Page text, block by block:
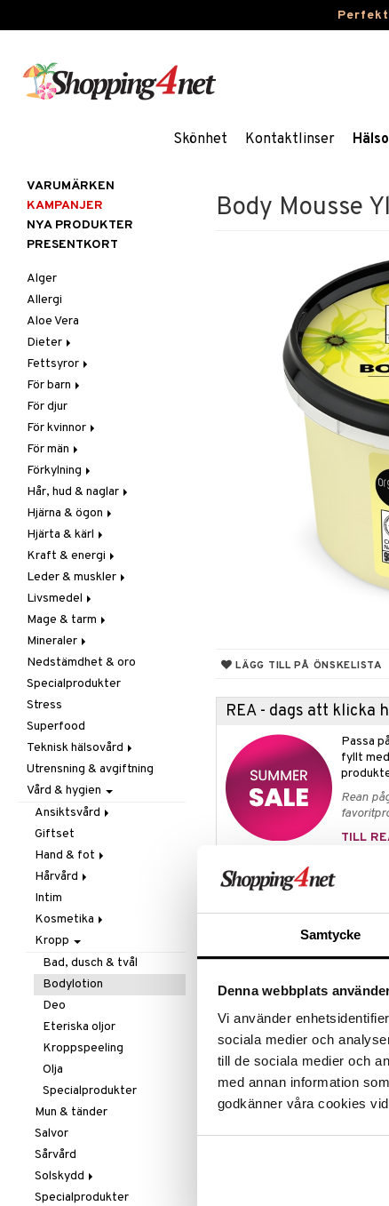
Samtycke
Denna webbplats
Vi använder
sociala medier och
till de sociala medier och
med annan information
godkänner våra cookies
Skönhet Kontaktlinser
Body Mousse
LÄGG TILL PÅ ÖNSKELISTA
REA - dags att klicka
Passa
fyllt
Rean
TILL
Produktinfo
Denna lätta body mousse är
för att ge fasthet och förnya
Ingredienser
Aqua, Coco-Caprylate/
Starch Hydrolysat,
Octyldodecanol, Glycerin,
Ludorata*, R Flower Odorata
citronsyra, bensylalkohol,
limonen, linalool. (*)
VARUMÄRKEN
KAMPANJER
NYA PRODUKTER
PRESENTKORT
Alger
Allergi
Aloe Vera
Dieter
Glutenintolerans
LCHF
Raw Food
Fettsyror
Marina fettsyror
Veg fettsyror
För barn
Fettsyror
Hudvård
Vitamin & mineral
För djur
För kvinnor
Graviditet & amning
Klimakterie & PMS
Näringstillskott
Övriga
Sex & lust
Skelett
Urinvägar
För män
Näringstillskott
Övriga
Prostata
Sex & lust
Förkylning
C-vitamin
Förebyggande &
lindrande
Hostdämpande
Öron, näsa & hals
Övriga
Virushämmande
Vitlök
Hår, hud & naglar
Hår
Kosttillskott
Sol & pigment
Hjärna & ögon
Fettsyror
Minne
Ögon
Hjärta & kärl
Ginkgo biloba
Kärlstärkande
Kolesterolsänkande
Marina fettsyror
Veg fettsyror
Kraft & energi
Ginseng
Övriga
Prestation
Q-10
Rosenrot
Schizandra
Leder & muskler
Kosttillskott
Utvärtes
Livsmedel
Bars
Choklad
Diverse
Drycker
Förvaring
Frukt, frö & nötter
Groddning
Kokos
Kryddor & buljong
Mjöl & bak
Nöt-& fröpasta
Olja & fett
Raw Food
Snacks
Sötning
Te
Mage & tarm
Drycker
Fibrer
Matsmältning
Syrareglerande
Tarm
Utrensning
Mineraler
Järn
Kalcium
Krom
Magnesium
Multimineraler
Övriga
Selen
Zink
Nedstämdhet & oro
Specialprodukter
Stress
Superfood
Teknisk hälsovård
Ljusterapi
Luftfuktare
Massage
Övrigt
Smärtlindring
Utrensning & avgiftning
Vård & hygien
Ansiktsvård
Cremer
Ögoncremer
Rakprodukter
Rengöring
Specialprodukter
Giftset
Hand & fot
Fotvård
Handvård
Tillbehör
Hårvård
Balsam
Schampo
Specialprodukter
Intim
Kosmetika
Hud
Läppar
Ögon
Kropp
Bad, dusch & tvål
Bodylotion
Deo
Eteriska oljor
Kroppspeeling
Olja
Specialprodukter
Mun & tänder
Salvor
Sårvård
Solskydd
Aftersun
Specialprodukter